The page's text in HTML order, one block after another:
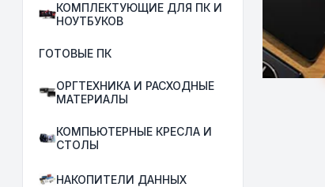
КОМПЛЕКТУЮЩИЕ ДЛЯ ПК И
НОУТБУКОВ
ГОТОВЫЕ ПК
ОРГТЕХНИКА И РАСХОДНЫЕ
МАТЕРИАЛЫ
КОМПЬЮТЕРНЫЕ КРЕСЛА И
СТОЛЫ
НАКОПИТЕЛИ ДАННЫХ